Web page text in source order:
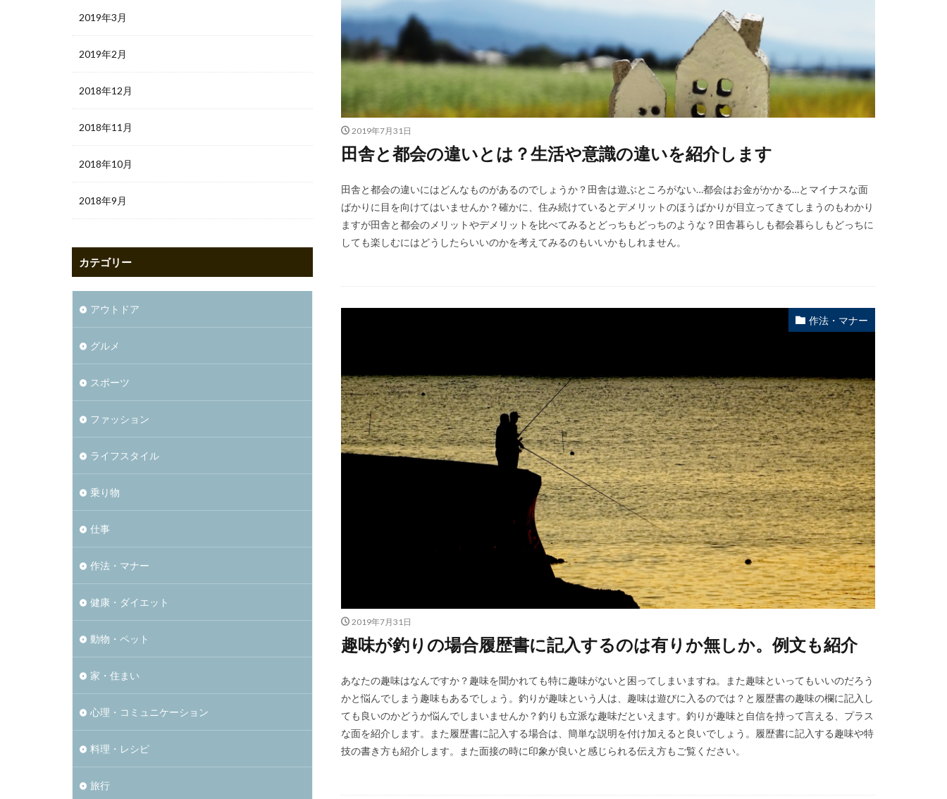
2019年7月31日
田舎と都会の違いとは？生活や意識の違いを紹介します
田舎と都会の違いにはどんなものがあるのでしょうか？田舎は遊ぶところがない…都会はお金がかかる…とマイナスな面
ばかりに目を向けてはいませんか？確かに、住み続けているとデメリットのほうばかりが目立ってきてしまうのもわかり
ますが田舎と都会のメリットやデメリットを比べてみるとどっちもどっちのような？田舎暮らしも都会暮らしもどっちに
しても楽しむにはどうしたらいいのかを考えてみるのもいいかもしれません。
作法・マナー
2019年7月31日
趣味が釣りの場合履歴書に記入するのは有りか無しか。例文も紹介
あなたの趣味はなんですか？趣味を聞かれても特に趣味がないと困ってしまいますね。また趣味といってもいいのだろう
かと悩んでしまう趣味もあるでしょう。釣りが趣味という人は、趣味は遊びに入るのでは？と履歴書の趣味の欄に記入し
ても良いのかどうか悩んでしまいませんか？釣りも立派な趣味だといえます。釣りが趣味と自信を持って言える、プラス
な面を紹介します。また履歴書に記入する場合は、簡単な説明を付け加えると良いでしょう。履歴書に記入する趣味や特
技の書き方も紹介します。また面接の時に印象が良いと感じられる伝え方もご覧ください。
2019年3月
2019年2月
2018年12月
2018年11月
2018年10月
2018年9月
カテゴリー
アウトドア
グルメ
スポーツ
ファッション
ライフスタイル
乗り物
仕事
作法・マナー
健康・ダイエット
動物・ペット
家・住まい
心理・コミュニケーション
料理・レシピ
旅行